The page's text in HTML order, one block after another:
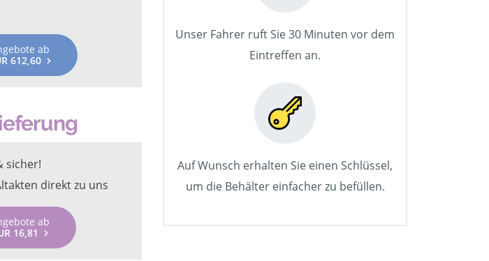
ab
612,60
sicher!
direkt zu uns
ab
16,81
Unser Fahrer ruft Sie 30 Minuten vor dem
Eintreffen an.
Auf Wunsch erhalten Sie einen Schlüssel,
um die Behälter einfacher zu befüllen.